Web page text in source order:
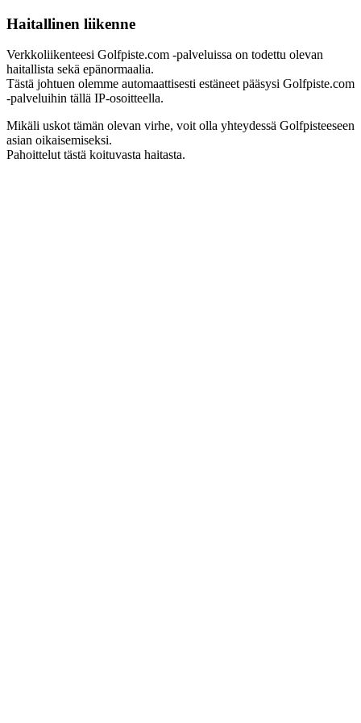
Haitallinen liikenne
Verkkoliikenteesi Golfpiste.com -palveluissa on todettu olevan
haitallista sekä epänormaalia.
Tästä johtuen olemme automaattisesti estäneet pääsysi Golfpiste.com
-palveluihin tällä IP-osoitteella.
Mikäli uskot tämän olevan virhe, voit olla yhteydessä Golfpisteeseen
asian oikaisemiseksi.
Pahoittelut tästä koituvasta haitasta.